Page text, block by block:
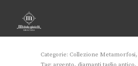
Categorie: Collezione Metamorfosi,